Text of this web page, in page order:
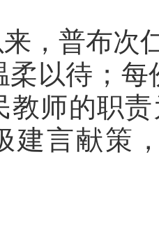
，普布次
柔以待；每
教师的职
建言献策